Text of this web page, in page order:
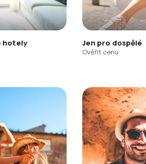
hotely Jen pro dospělé
Ověřit cenu